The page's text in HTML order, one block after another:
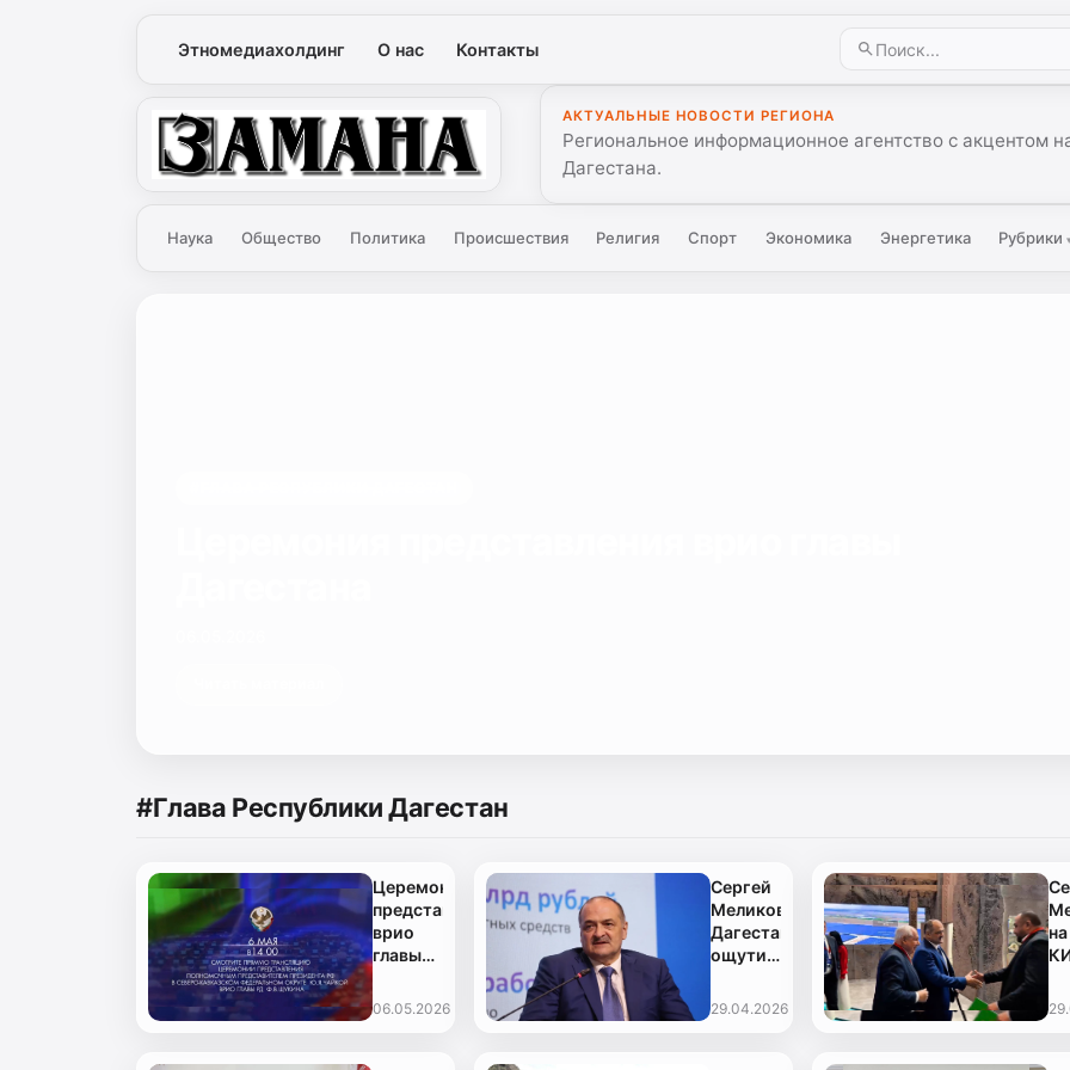
Этномедиахолдинг О нас Контакты
Замана
АКТУАЛЬНЫЕ НОВОСТИ РЕГИОНА
Региональное информационное агентство с акцентом
Дагестана.
Наука Общество Политика Происшествия Религия Спорт Экономика Энергетика Рубрики▾
#Глава Республики Дагестан
Церемония
представления
врио
главы
Дагестана
06.05.2026
Сергей
Меликов:
Дагестан
ощутил
народов
29.04.2026
на